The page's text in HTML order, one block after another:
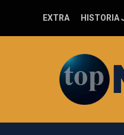
EXTRA HISTORIA